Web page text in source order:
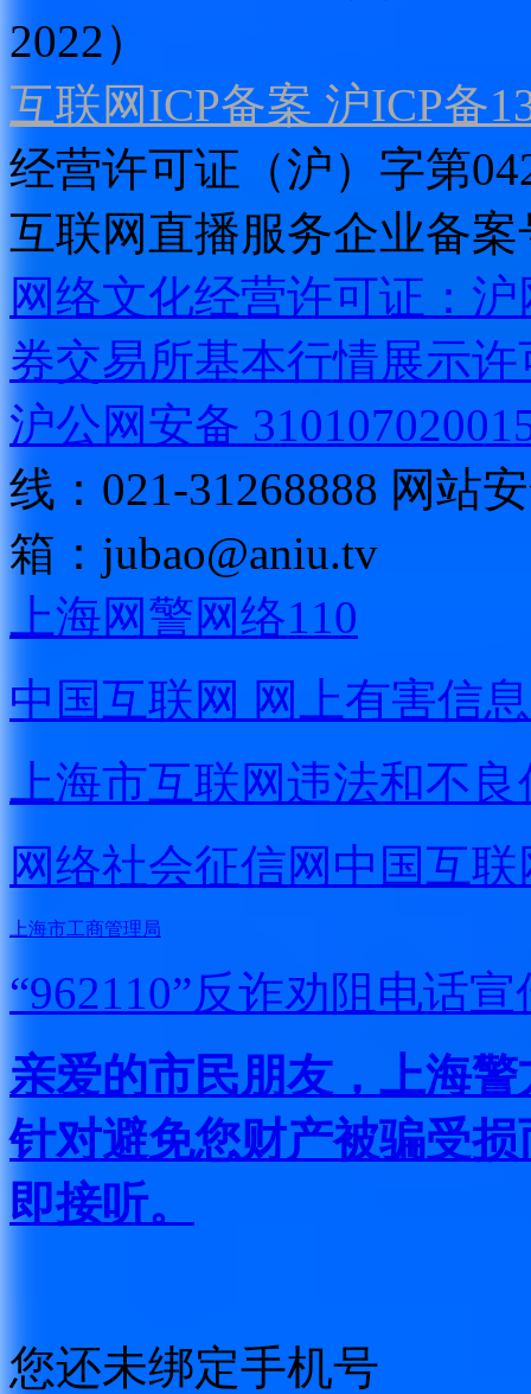
2022）
互联网ICP备案 沪ICP备
经营许可证（沪）字第
互联网直播服务企业备案
网络文化经营许可证：
券交易所基本行情展示许
沪公网安备
线：021-31268888 网站
箱： jubao@aniu.tv
上海网警网络110
中国互联网 网上有害信
上海市互联网违法和不
网络社会征信网 中国互
上海市工商管理局
“962110”反诈劝阻电话宣
亲爱的市民朋友，上海
针对避免您财产被骗受
即接听。
您还未绑定手机号